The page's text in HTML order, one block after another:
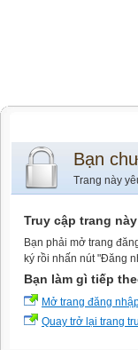
Bạn
Trang này
Truy cập trang
Bạn phải mở trang
ký rồi nhấn nút "Đăng
Bạn làm gì tiếp
Mở trang đăng
Quay trở lại trang